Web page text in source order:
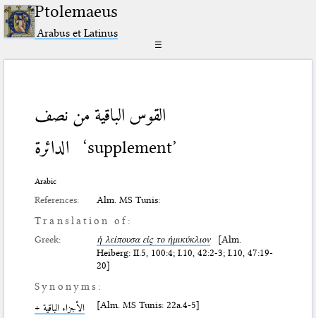
Ptolemaeus
Arabus et Latinus
☰
القوس الباقية من نصف
الدائرة
‘supplement’
Arabic
References: Alm. MS Tunis:
Translation of:
Greek: ἡ λείπουσα εἰς το ἡμικύκλιον[Alm.
Heiberg: II.5, 100:4; I.10, 42:2-3; I.10, 47:19-
20]
Synonyms:
الأجزاء الباقية +
[Alm. MS Tunis: 22a.4-5]